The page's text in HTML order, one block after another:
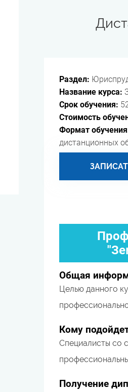
Раздел:
Название курса:
Срок обучения:
Стоимость
Формат
дистанционных
Общая
Целью данного
Кому
Специалисты со
Получение